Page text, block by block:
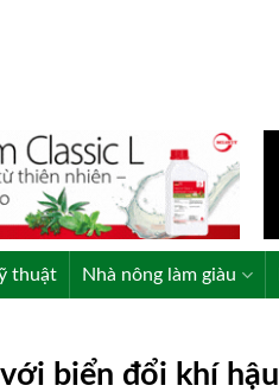
thuật Nhà nông làm giàu
biển đổi khí hậu